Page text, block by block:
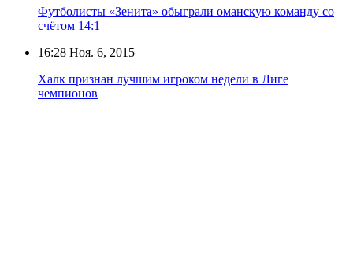
Футболисты «Зенита» обыграли оманскую команду со
счётом 14:1
16:28 Ноя. 6, 2015
Халк признан лучшим игроком недели в Лиге
чемпионов